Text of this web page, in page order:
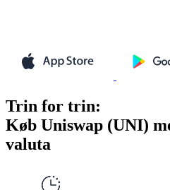
Trin for trin:
Køb Uniswap (UNI)
valuta